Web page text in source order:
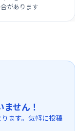
せん！
ます。気軽に投稿
があります